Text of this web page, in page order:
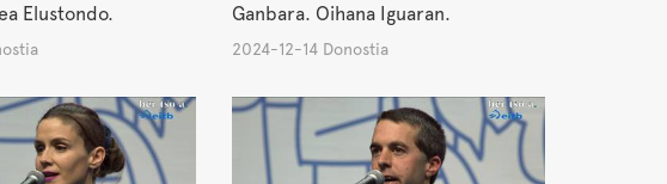
Elustondo. Ganbara. Oihana Iguaran.
2024-12-14 Donostia